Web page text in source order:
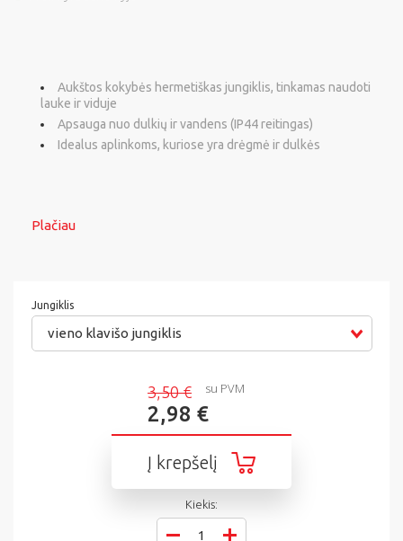
Aukštos kokybės hermetiškas jungiklis, tinkamas naudoti
lauke ir viduje
Apsauga nuo dulkių ir vandens (IP44 reitingas)
Idealus aplinkoms, kuriose yra drėgmė ir dulkės
Plačiau
Jungiklis
vieno klavišo jungiklis
3,50 €
2,98 €
su PVM
Į krepšelį
Kiekis: